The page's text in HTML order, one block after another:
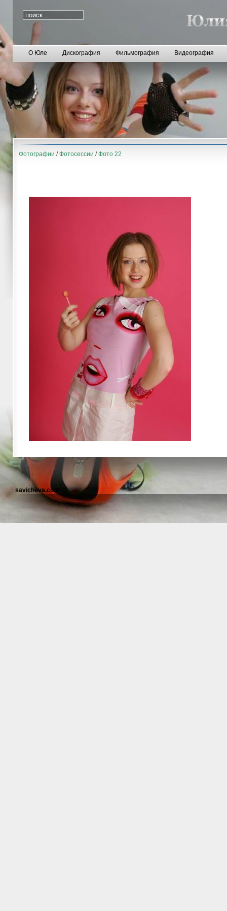
О Юле Дискография Фильмография Видеография
Фотографии /Фотосессии /Фото 22
savicheva.com